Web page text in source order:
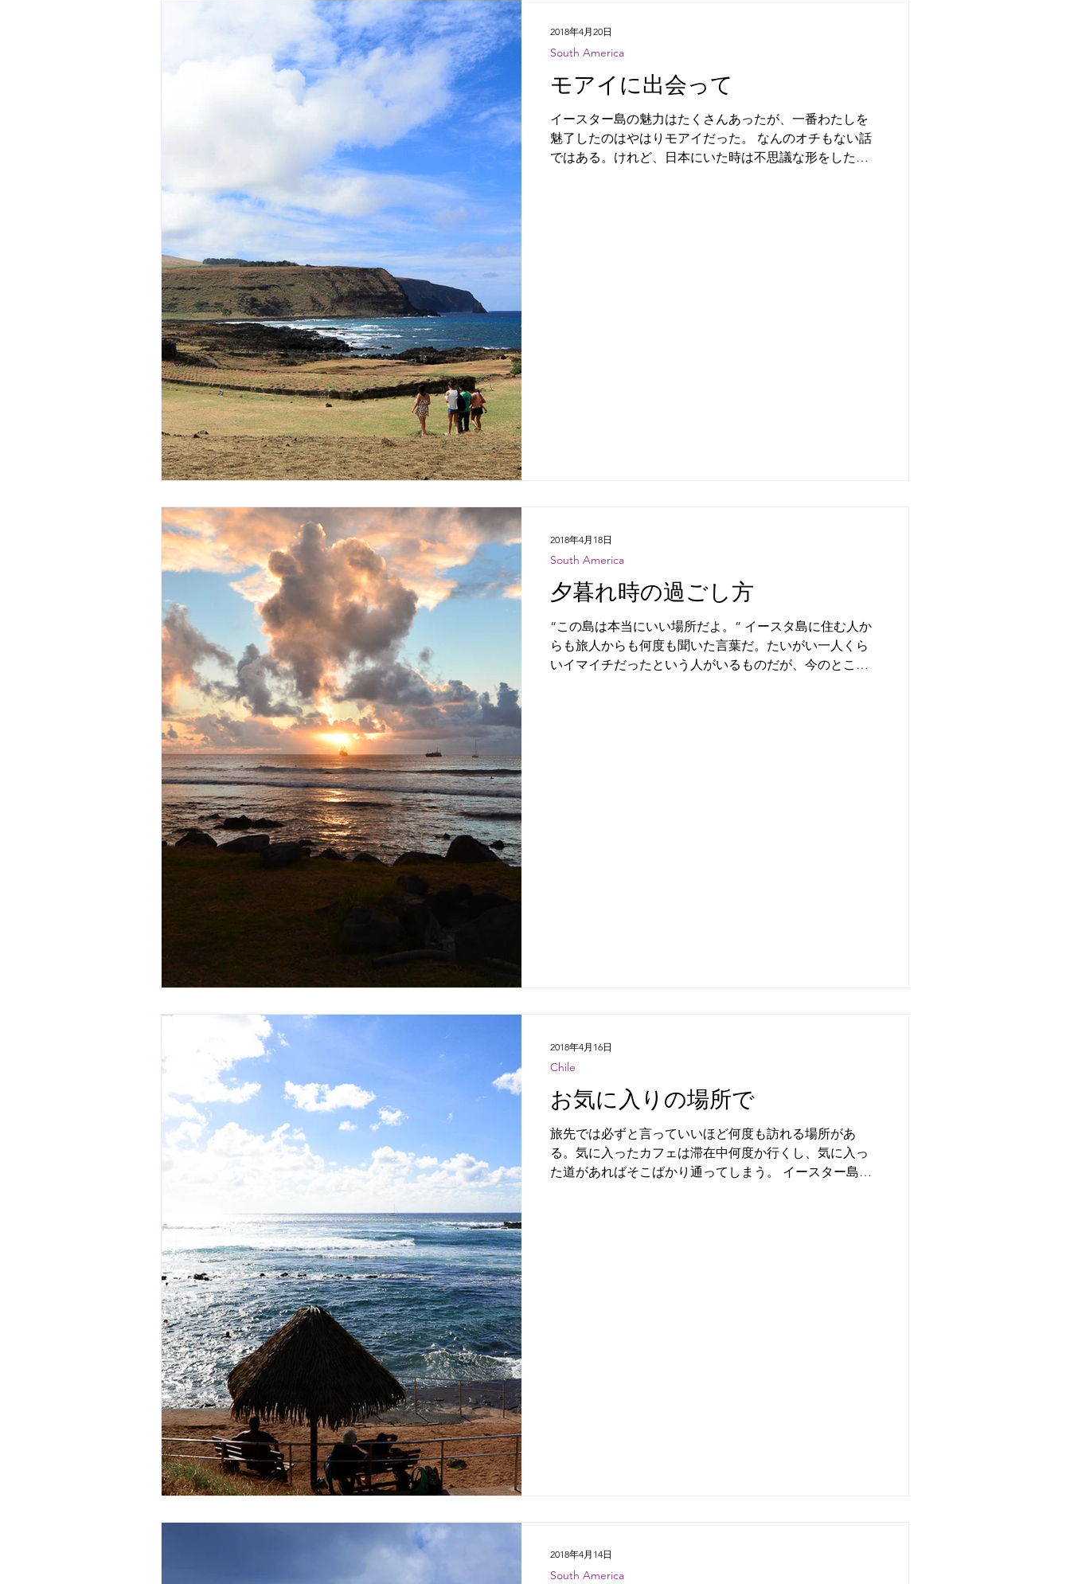
モアイに出会って
イースター島の魅力はたくさんあったが、一番わたしを
魅了したのはやはりモアイだった。 なんのオチもない話
ではある。けれど、日本にいた時は不思議な形をしたた
South America
2018年4月20日
夕暮れ時の過ごし方
“この島は本当にいい場所だよ。” イースタ島に住む人か
らも旅人からも何度も聞いた言葉だ。たいがい一人くら
いイマイチだったという人がいるものだが、今のところ
South America
2018年4月18日
お気に入りの場所で
旅先では必ずと言っていいほど何度も訪れる場所があ
る。気に入ったカフェは滞在中何度か行くし、気に入っ
た道があればそこばかり通ってしまう。 イースター島で
Chile
2018年4月16日
South America
2018年4月14日